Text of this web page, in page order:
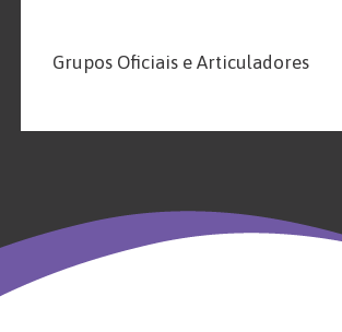
Grupos Oficiais e Articuladores